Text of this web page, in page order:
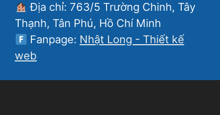
Địa chỉ: 763/5 Trường Chinh, Tây
Thạnh, Tân Phú, Hồ Chí Minh
Fanpage: Nhật Long - Thiết kế
web